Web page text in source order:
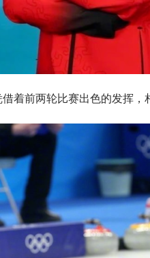
着前两轮比赛出色的发挥